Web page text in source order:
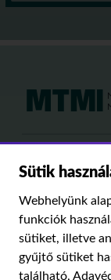
Sütik
Webhelyünk
funkciók
sütiket, illetve
gyűjtő sütiket
található,
Kutatási
MÉDIA ÉS
PUBLIKÁCIÓINK